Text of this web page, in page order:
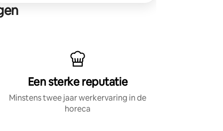
Een sterke reputatie
Minstens twee jaar werkervaring in de
horeca